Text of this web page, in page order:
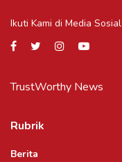
Ikuti Kami di Media Sosial
TrustWorthy News
Rubrik
Berita